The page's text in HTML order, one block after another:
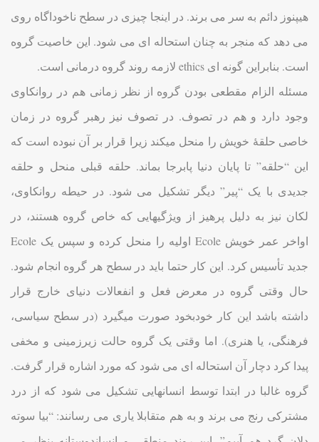
هیپنوز دائم به سر می برند. در اینجا چیزی در سطح ناخوداگاه روی
می دهد که منجر به چنان استحاله ای می شود. این خاصیت گروه
است. بنابراین گونه ای ethics لازمه روند گروه درمانی است.
مسئله الزام مقطعی بودن گروه از نظر زمانی هم در روانکاوی
وجود دارد و هم در تصوف. در تصوف نیز رهبر گروه در زمان
خاصی حلقۀ خویش را منحل میکند زیرا قرار بر آن نبوده است که
این “حلقه” تا پایان دنیا پابرجا بماند. حلقه قبلی منحل و حلقه
جدیدی با یک “پیر” دیگر تشکیل می شود. در حیطه روانکاوی،
لکان نیز به دلیل پرهیز از ویژگیهایی که خاص گروه هستند، در
اواخر عمر خویش Ecole اولیه را منحل کرده و سپس یک Ecole
جدید تأسیس کرد. این کار حتما باید در سطح هر گروه انجام شود.
حال وقتی گروه در معرض فعل و انفعالات دنیای خارج قرار
داشته باشد این کار خودبخود صورت میگیرد (در سطح سیاسی،
فرهنگی، یا هنری). اما وقتی یک گروه حالت زیرزمینی و مخفی
پیدا کرد دچار آن استحاله ای می شود که مورد اشاره قرار گرفت.
گروه غالبا در ابتدا توسط انسانهایی تشکیل می شود که از درد
مشترکی رنج می برند و به هم متقابلا یاری می رسانند: “بیا سوته